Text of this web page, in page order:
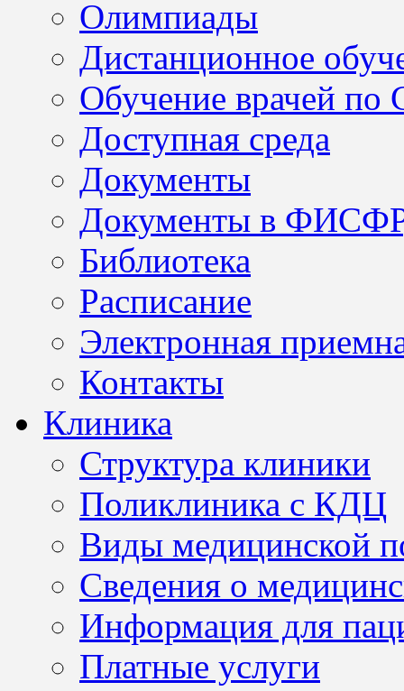
Олимпиады
Дистанционное
Обучение врачей по
Доступная среда
Документы
Документы в
Библиотека
Расписание
Электронная
Контакты
Клиника
Структура клиники
Поликлиника с КДЦ
Виды медицинской
Сведения о
Информация для
Платные услуги